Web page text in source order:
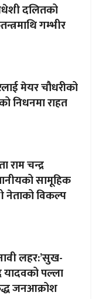
दलितको
गम्भीर
मेयर चौधरीको
निधनमा राहत
राम चन्द्र
सामूहिक
नेताको विकल्प
लहर:’सुख-
यादवको पल्ला
जनआक्रोश